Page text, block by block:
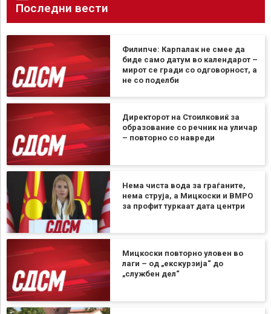
Последни вести
Филипче: Карпалак не смее да
биде само датум во календарот –
мирот се гради со одговорност, а
не со поделби
Директорот на Стоилковиќ за
образование со речник на уличар
– повторно со навреди
Нема чиста вода за граѓаните,
нема струја, а Мицкоски и ВМРО
за профит туркаат дата центри
Мицкоски повторно уловен во
лаги – од „екскурзија“ до
„службен дел“